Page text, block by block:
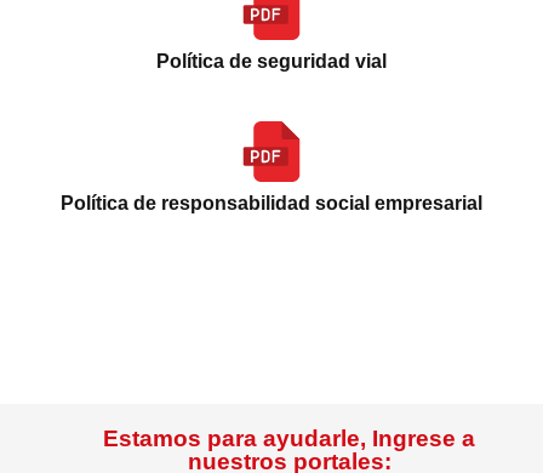
Política de seguridad vial
Política de responsabilidad social empresarial
Estamos para ayudarle, Ingrese a
nuestros portales: